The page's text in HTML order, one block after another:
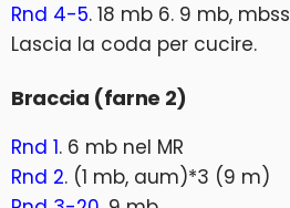
Rnd 4-5. 18 mb 6. 9 mb, mbss
Lascia la coda per cucire.
Braccia (farne 2)
Rnd 1. 6 mb nel MR
Rnd 2. (1 mb, aum)*3 (9 m)